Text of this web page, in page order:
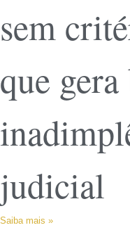
sem
que
judicial
Saiba mais »